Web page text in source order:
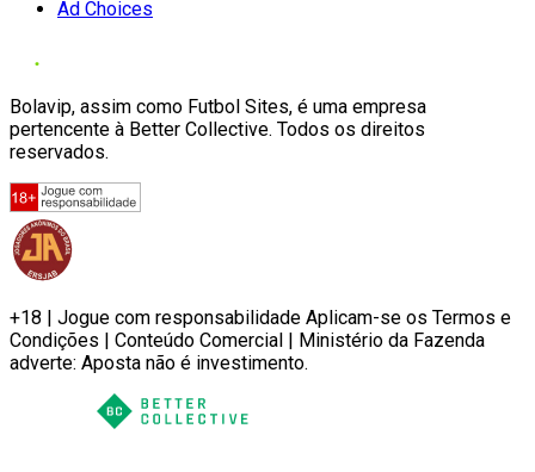
Ad Choices
Bolavip, assim como Futbol Sites, é uma empresa
pertencente à Better Collective. Todos os direitos
reservados.
+18 | Jogue com responsabilidade Aplicam-se os Termos e
Condições | Conteúdo Comercial | Ministério da Fazenda
adverte: Aposta não é investimento.